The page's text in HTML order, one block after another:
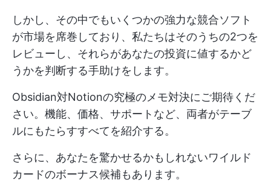
しかし、その中でもいくつかの強力な競合ソフト
が市場を席巻しており、私たちはそのうちの2つを
レビューし、それらがあなたの投資に値するかど
うかを判断する手助けをします。
Obsidian対Notionの究極のメモ対決にご期待くだ
さい。機能、価格、サポートなど、両者がテーブ
ルにもたらすすべてを紹介する。
さらに、あなたを驚かせるかもしれないワイルド
カードのボーナス候補もあります。